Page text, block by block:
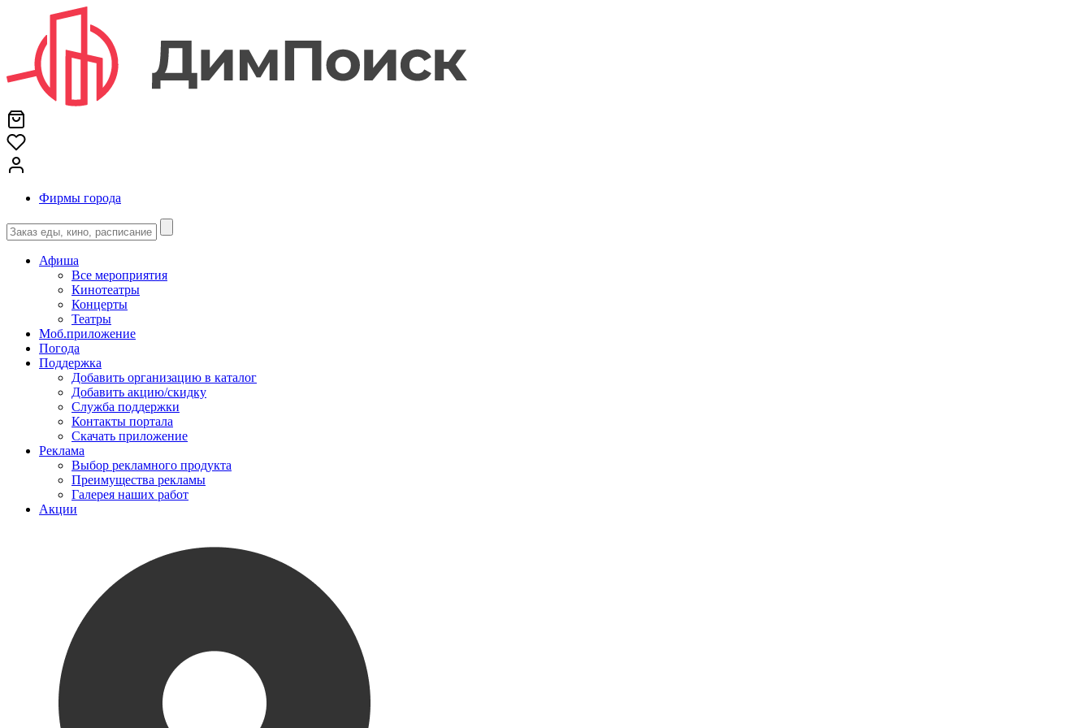
Фирмы города
Афиша
Все мероприятия
Кинотеатры
Концерты
Театры
Моб.приложение
Погода
Поддержка
Добавить организацию в каталог
Добавить акцию/скидку
Служба поддержки
Контакты портала
Скачать приложение
Реклама
Выбор рекламного продукта
Преимущества рекламы
Галерея наших работ
Акции